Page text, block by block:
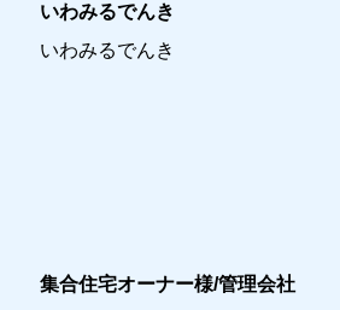
いわみるでんき
いわみるでんき
集合住宅オーナー様/管理会社